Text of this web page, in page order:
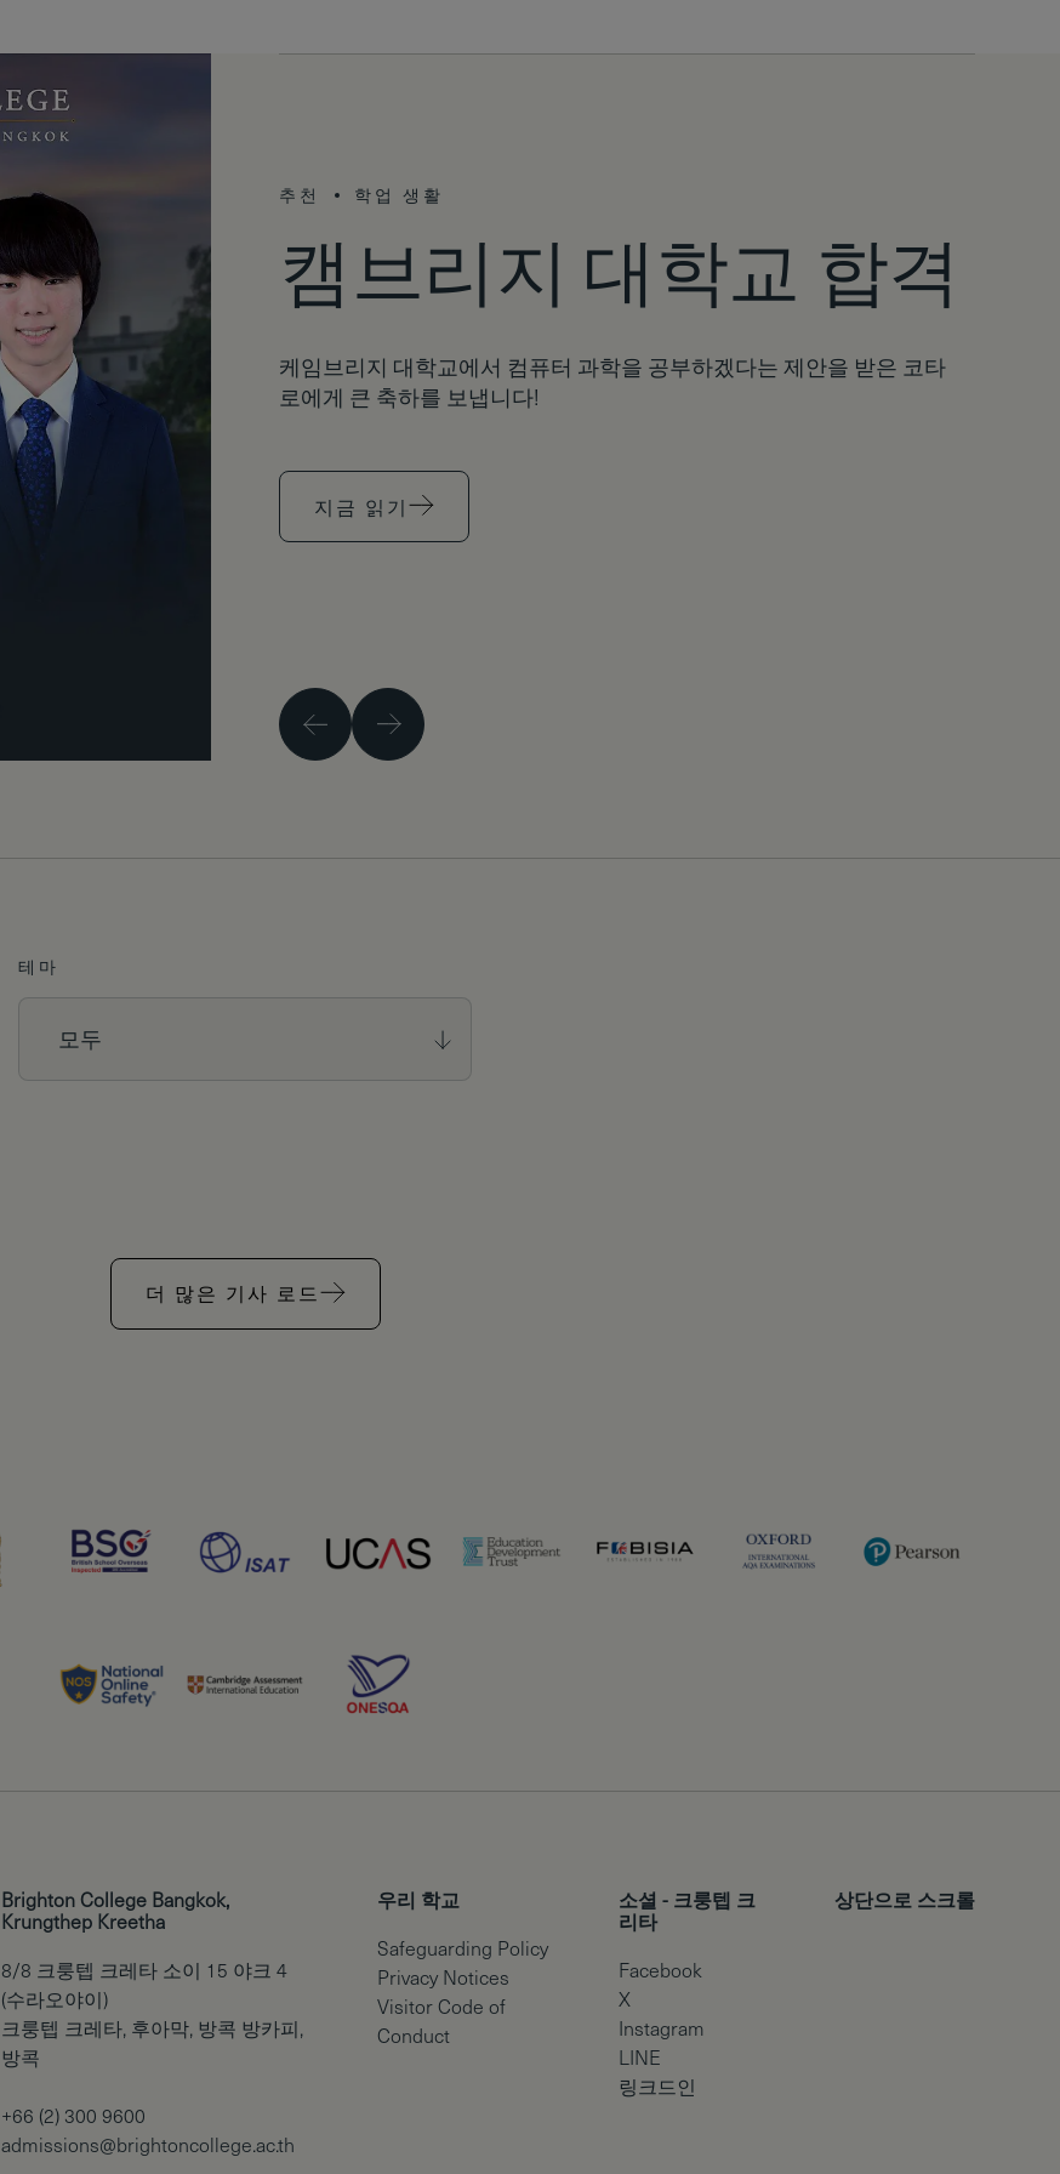
추천 학업 생활
캠브리지 대학교 합격
케임브리지 대학교에서 컴퓨터 과학을 공부하겠다는 제안을 받은 코타
로에게 큰 축하를 보냅니다!
지금 읽기
이전 게시물
다음
테마
더 많은 기사 로드
Brighton College Bangkok,
Krungthep Kreetha
8/8 크룽텝 크레타 소이 15 야크 4
(수라오야이)
크룽텝 크레타, 후아막, 방콕 방카피,
방콕
+66 (2) 300 9600
admissions@brightoncollege.ac.th
우리 학교
Safeguarding Policy
Privacy Notices
Visitor Code of
Conduct
소셜 - 크룽텝 크
리타
Facebook
X
Instagram
LINE
링크드인
상단으로 스크롤